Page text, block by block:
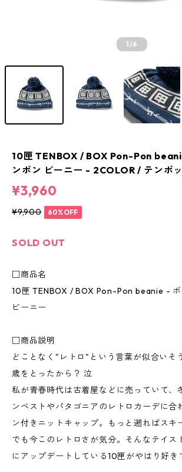
1/6
10匣 TENBOX / BOX Pon-Pon
ンポン ビーニー - 2COLOR / テンボ
¥3,960
¥9,900 60%OFF
SOLD OUT
□商品名
10匣 TENBOX / BOX Pon-Pon beanie -
ビーニー
□商品説明
どことなく"レトロ"という言葉が似合いそ
歳をとったから？ 泣
私が青春時代は古着屋などに売っていて、
ンベストやパタゴニアのレトロカーデに合
ン付きニットキャップ。もっと遡ればスキ
でも今このレトロさが気分。そんなテイス
にアップデートしている10匣がやはり好き